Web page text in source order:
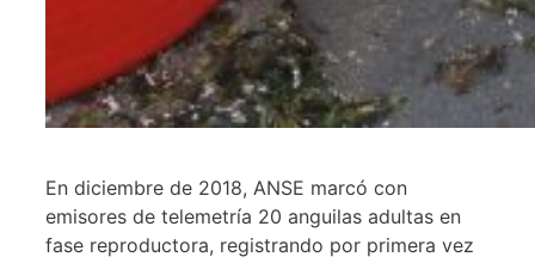
En diciembre de 2018, ANSE marcó con
emisores de telemetría 20 anguilas adultas en
fase reproductora, registrando por primera vez